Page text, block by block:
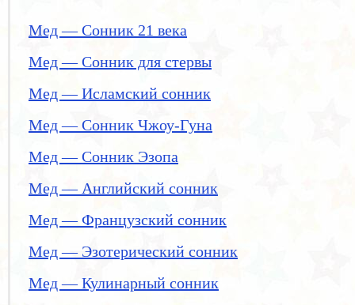
Мед — Сонник 21 века
Мед — Сонник для стервы
Мед — Исламский сонник
Мед — Сонник Чжоу-Гуна
Мед — Сонник Эзопа
Мед — Английский сонник
Мед — Французский сонник
Мед — Эзотерический сонник
Мед — Кулинарный сонник